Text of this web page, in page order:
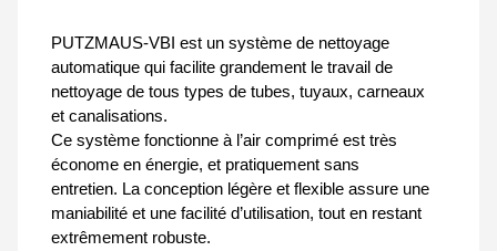
PUTZMAUS-VBI est un système de nettoyage
automatique qui facilite grandement le travail de
nettoyage de tous types de tubes, tuyaux, carneaux
et canalisations.
Ce système fonctionne à l’air comprimé est très
économe en énergie, et pratiquement sans
entretien. La conception légère et flexible assure une
maniabilité et une facilité d’utilisation, tout en restant
extrêmement robuste.